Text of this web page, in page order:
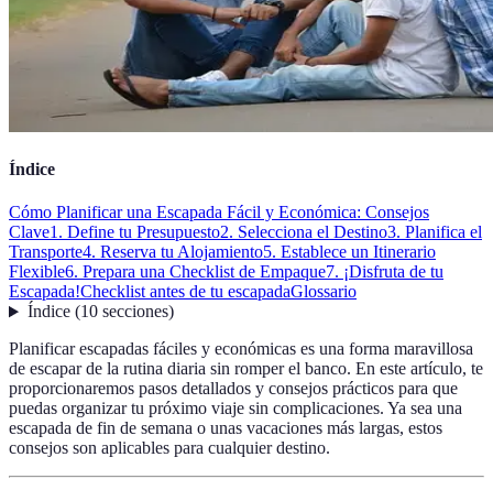
Índice
Cómo Planificar una Escapada Fácil y Económica: Consejos
Clave1. Define tu Presupuesto2. Selecciona el Destino3. Planifica el
Transporte4. Reserva tu Alojamiento5. Establece un Itinerario
Flexible6. Prepara una Checklist de Empaque7. ¡Disfruta de tu
Escapada!Checklist antes de tu escapadaGlossario
Índice(10 secciones)
Planificar escapadas fáciles y económicas es una forma maravillosa
de escapar de la rutina diaria sin romper el banco. En este artículo, te
proporcionaremos pasos detallados y consejos prácticos para que
puedas organizar tu próximo viaje sin complicaciones. Ya sea una
escapada de fin de semana o unas vacaciones más largas, estos
consejos son aplicables para cualquier destino.